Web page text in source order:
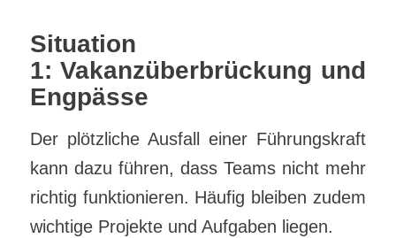
Situation
1: Vakanzüberbrückung und
Engpässe
Der plötzliche Ausfall einer Führungskraft
kann dazu führen, dass Teams nicht mehr
richtig funktionieren. Häufig bleiben zudem
wichtige Projekte und Aufgaben liegen.